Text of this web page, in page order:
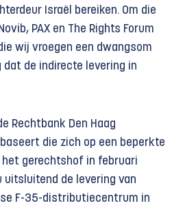
Israël bereiken. Om die
PAX en The Rights Forum
wij vroegen een dwangsom
dat de indirecte levering in
Rechtbank Den Haag
baseert die zich op een beperkte
gerechtshof in februari
uitsluitend de levering van
F-35-distributiecentrum in